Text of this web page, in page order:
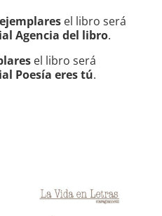
el libro será
Agencia del libro.
el libro será
Poesía eres tú.